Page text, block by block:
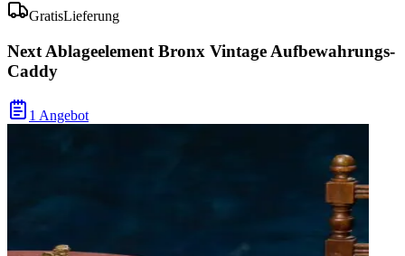
GratisLieferung
Next Ablageelement Bronx Vintage Aufbewahrungs-
Caddy
1 Angebot